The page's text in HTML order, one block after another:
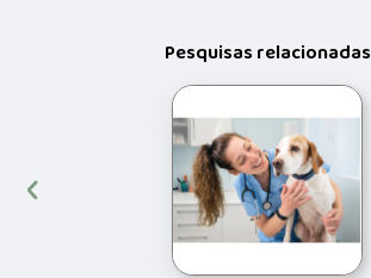
Pesquisas relacionadas
‹